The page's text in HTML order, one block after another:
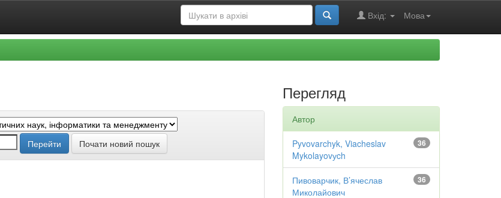
Мова
Вхід:
Почати новий пошук
Перегляд
Автор
36
Pyvovarchyk, Viacheslav
Mykolayovуch
36
Пивоварчик, В’ячеслав
Миколайович